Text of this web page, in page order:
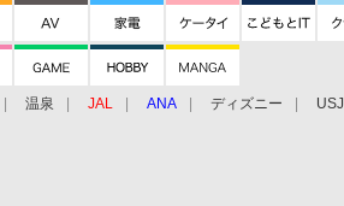
温泉 JAL ANA ディズニー USJ